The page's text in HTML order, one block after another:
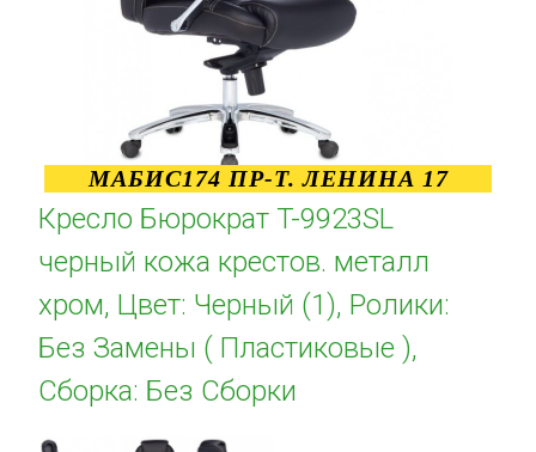
МАБИС174 ПР-Т. ЛЕНИНА 17
Кресло Бюрократ T-9923SL
черный кожа крестов. металл
хром, Цвет: Черный (1), Ролики:
Без Замены ( Пластиковые ),
Сборка: Без Сборки